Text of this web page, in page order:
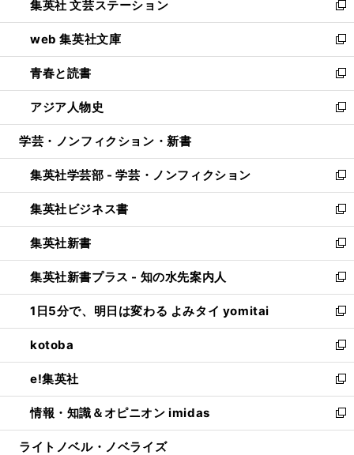
く
ィ
ン
ド
ウ
で
開
く
い
ウ
ィ
ン
ド
ウ
で
開
集英社 文芸ステーション
新
し
い
ウ
ィ
ン
ド
ウ
開
く
web 集英社文庫
新
し
い
ウ
ィ
ン
ウ
で
開
く
青春と読書
新
し
い
ウ
ン
ド
ウ
で
開
く
アジア人物史
新
し
ウ
ィ
ン
ド
ウ
で
開
く
学芸・ノンフィクション・新書
集英社学芸部 - 学芸・ノンフィクション
新
し
い
ウ
ィ
ン
ド
ウ
で
開
く
集英社ビジネス書
新
し
い
ウ
ィ
ン
ド
ウ
で
開
く
集英社新書
新
し
い
ウ
ィ
ン
ド
ウ
で
開
く
集英社新書プラス - 知の水先案内人
新
し
い
ウ
ィ
ン
ド
ウ
で
開
1日5分で、明日は変わる よみタイ yomitai
新
し
い
ウ
ィ
ン
ド
ウ
kotoba
新
し
い
ウ
ィ
ン
e!集英社
新
し
い
ウ
情報・知識＆オピニオン imidas
新
し
ライトノベル・ノベライズ